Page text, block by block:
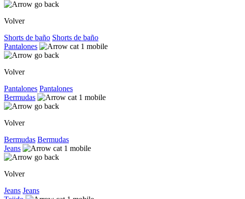
Volver
Shorts de baño Shorts de baño
Pantalones
Volver
Pantalones Pantalones
Bermudas
Volver
Bermudas Bermudas
Jeans
Volver
Jeans Jeans